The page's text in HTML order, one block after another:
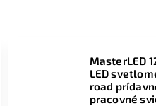
MasterLED
LED
road
pracovné